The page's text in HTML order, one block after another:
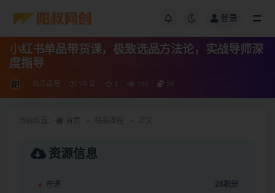
登录
小红书单品带货课，极致选品方法论，实战导师深
度指导
精品课程 1年前 1 155 28
资源信息
普通 28积分